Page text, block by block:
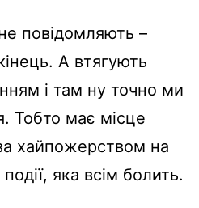
повідомляють –
А втягують
і там ну точно ми
Тобто має місце
хайпожерством на
події, яка всім болить.